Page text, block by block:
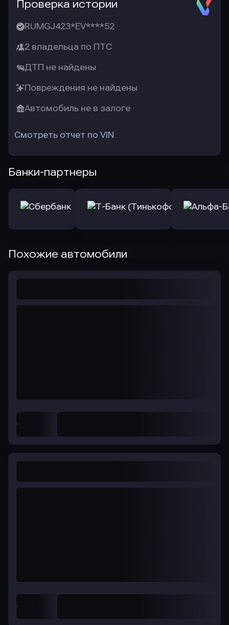
Проверка истории
RUMGJ423*EV****52
2 владельца по ПТС
ДТП не найдены
Повреждения не найдены
Автомобиль не в залоге
Смотреть отчет по VIN
Банки-партнеры
Похожие автомобили